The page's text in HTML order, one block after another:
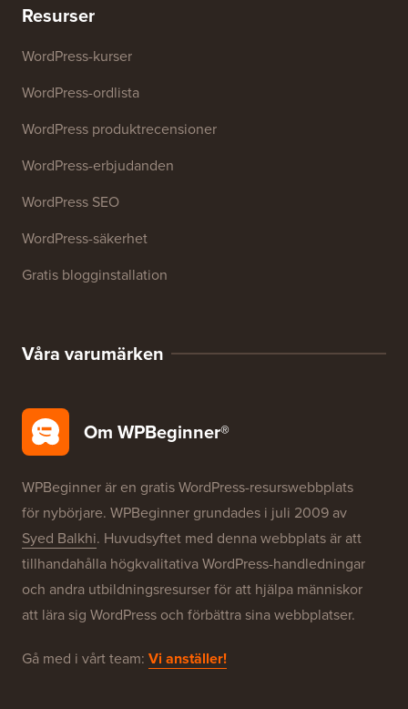
Resurser
WordPress-kurser
WordPress-ordlista
WordPress produktrecensioner
WordPress-erbjudanden
WordPress SEO
WordPress-säkerhet
Gratis blogginstallation
Våra varumärken
Om WPBeginner®
WPBeginner är en gratis WordPress-resurswebbplats
för nybörjare. WPBeginner grundades i juli 2009 av
Syed Balkhi. Huvudsyftet med denna webbplats är att
tillhandahålla högkvalitativa WordPress-handledningar
och andra utbildningsresurser för att hjälpa människor
att lära sig WordPress och förbättra sina webbplatser.
Gå med i vårt team: Vi anställer!